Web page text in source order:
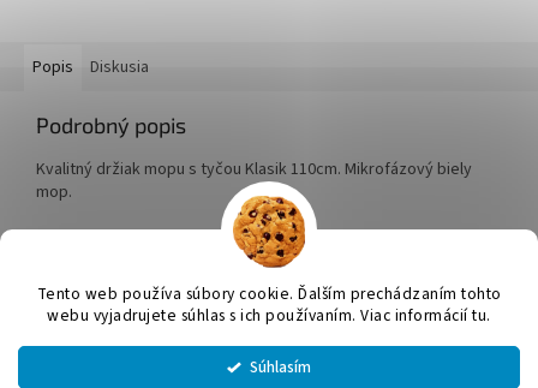
Tento web používa súbory cookie. Ďalším prechádzaním tohto
webu vyjadrujete súhlas s ich používaním. Viac informácií tu.
Súhlasím
Popis Diskusia
Podrobný popis
Kvalitný držiak mopu s tyčou Klasik 110cm. Mikrofázový biely
mop.
Vytvoril Shoptet
JUMICOL, s.r.o.